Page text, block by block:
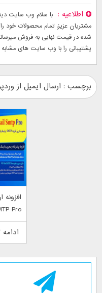
اطلاعیه
با سلام وب سایت
شده در قیمت نهایی به فروش
پشتیبانی را با وب سایت های
برچسب : ارسال ایمیل از
Pro
ادامه